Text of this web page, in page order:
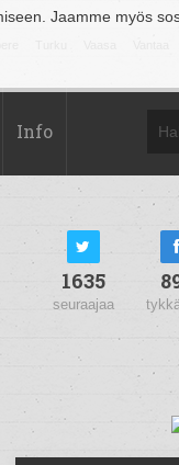
Jaamme myös
Info
1635
seuraajaa